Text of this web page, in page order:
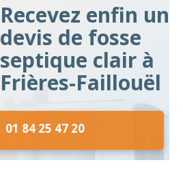
Recevez enfin un
devis de fosse
septique clair à
Frières-Faillouël
01 84 25 47 20